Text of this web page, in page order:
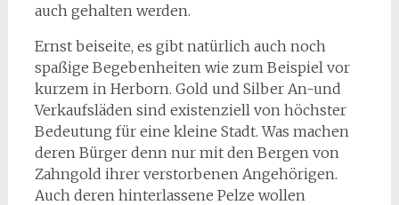
auch gehalten werden.
Ernst beiseite, es gibt natürlich auch noch
spaßige Begebenheiten wie zum Beispiel vor
kurzem in Herborn. Gold und Silber An-und
Verkaufsläden sind existenziell von höchster
Bedeutung für eine kleine Stadt. Was machen
deren Bürger denn nur mit den Bergen von
Zahngold ihrer verstorbenen Angehörigen.
Auch deren hinterlassene Pelze wollen